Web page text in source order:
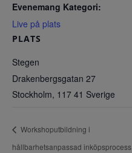
Evenemang Kategori:
Live på plats
PLATS
Stegen
Drakenbergsgatan 27
Stockholm, 117 41 Sverige
Workshoputbildning i
hållbarhetsanpassad inköpsprocess